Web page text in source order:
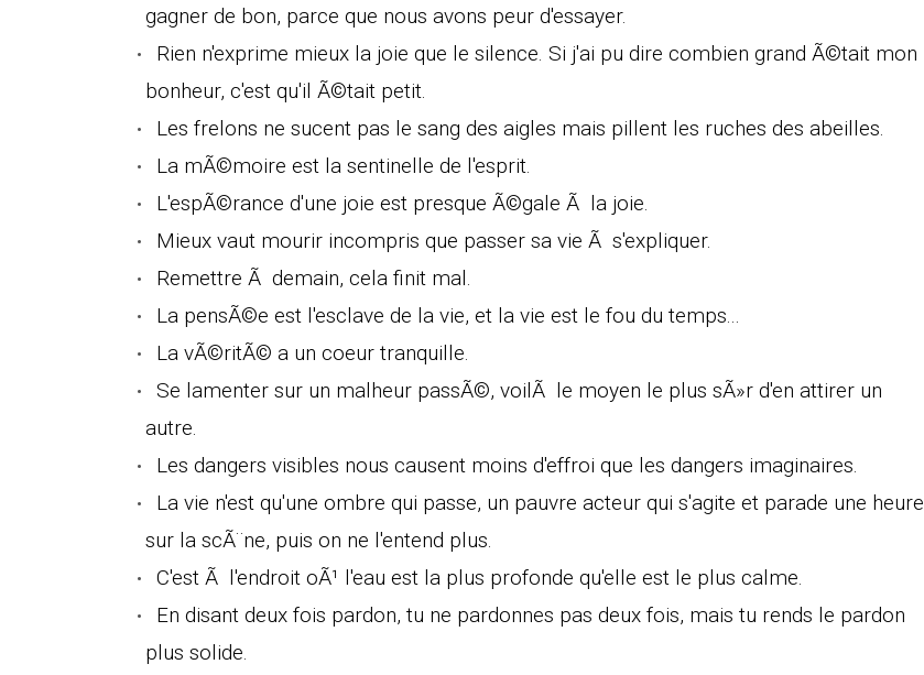
gagner de bon, parce que nous avons peur d'essayer.
Rien n'exprime mieux la joie que le silence. Si j'ai pu dire combien grand Ã©tait mon
bonheur, c'est qu'il Ã©tait petit.
Les frelons ne sucent pas le sang des aigles mais pillent les ruches des abeilles.
La mÃ©moire est la sentinelle de l'esprit.
L'espÃ©rance d'une joie est presque Ã©gale Ã la joie.
Mieux vaut mourir incompris que passer sa vie Ã s'expliquer.
Remettre Ã demain, cela finit mal.
La pensÃ©e est l'esclave de la vie, et la vie est le fou du temps...
La vÃ©ritÃ© a un coeur tranquille.
Se lamenter sur un malheur passÃ©, voilÃ le moyen le plus sÃ»r d'en attirer un
autre.
Les dangers visibles nous causent moins d'effroi que les dangers imaginaires.
La vie n'est qu'une ombre qui passe, un pauvre acteur qui s'agite et parade une heure
sur la scÃ¨ne, puis on ne l'entend plus.
C'est Ã l'endroit oÃ¹ l'eau est la plus profonde qu'elle est le plus calme.
En disant deux fois pardon, tu ne pardonnes pas deux fois, mais tu rends le pardon
plus solide.